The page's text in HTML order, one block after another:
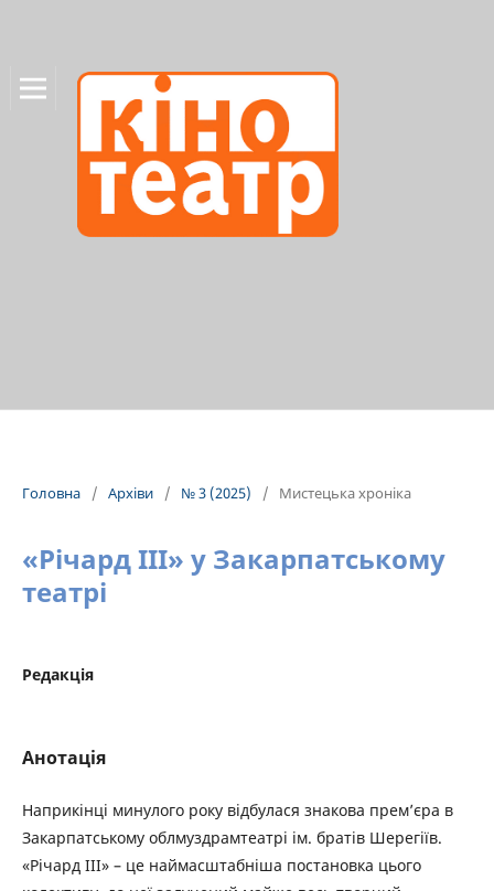
Головна / Архіви / № 3 (2025) / Мистецька хроніка
«Річард ІІІ» у Закарпатському
театрі
Редакція
Анотація
Наприкінці минулого року відбулася знакова прем’єра в
Закарпатському облмуздрамтеатрі ім. братів Шерегіїв.
«Річард ІІІ» – це наймасштабніша постановка цього